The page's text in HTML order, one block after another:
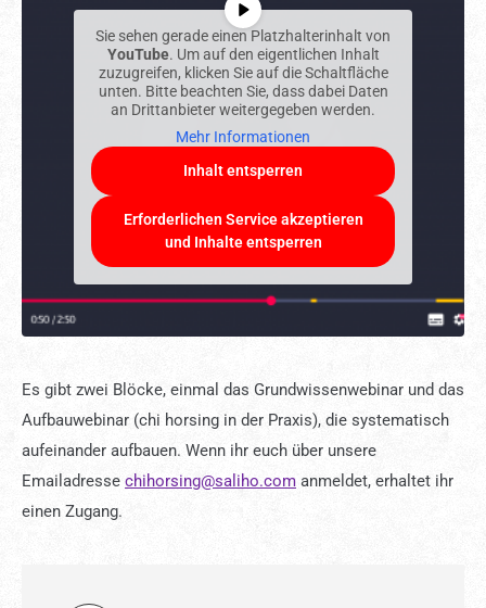
Sie sehen gerade einen Platzhalterinhalt von
YouTube. Um auf den eigentlichen Inhalt
zuzugreifen, klicken Sie auf die Schaltfläche
unten. Bitte beachten Sie, dass dabei Daten
an Drittanbieter weitergegeben werden.
Mehr Informationen
Inhalt entsperren
Erforderlichen Service akzeptieren
und Inhalte entsperren
Es gibt zwei Blöcke, einmal das Grundwissenwebinar und das
Aufbauwebinar (chi horsing in der Praxis), die systematisch
aufeinander aufbauen. Wenn ihr euch über unsere
Emailadresse chihorsing@saliho.com anmeldet, erhaltet ihr
einen Zugang.